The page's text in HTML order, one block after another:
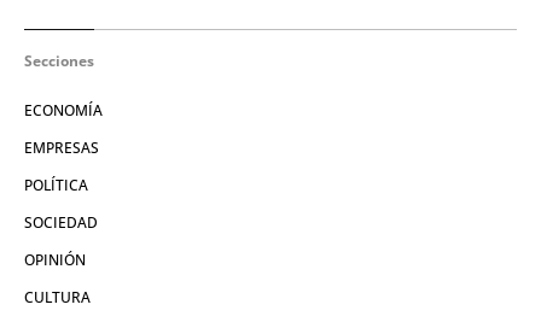
Secciones
ECONOMÍA
EMPRESAS
POLÍTICA
SOCIEDAD
OPINIÓN
CULTURA